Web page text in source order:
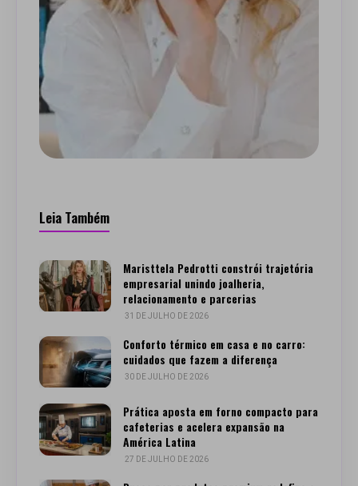
Leia Também
Maristtela Pedrotti constrói trajetória
empresarial unindo joalheria,
relacionamento e parcerias
31 DE JULHO DE 2026
Conforto térmico em casa e no carro:
cuidados que fazem a diferença
30 DE JULHO DE 2026
Prática aposta em forno compacto para
cafeterias e acelera expansão na
América Latina
27 DE JULHO DE 2026